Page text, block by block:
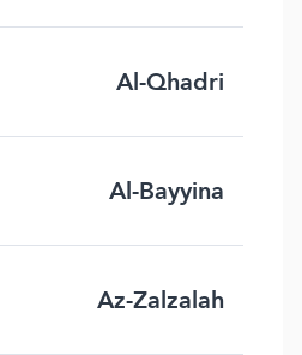
Al-Qhadri
Al-Bayyina
Az-Zalzalah